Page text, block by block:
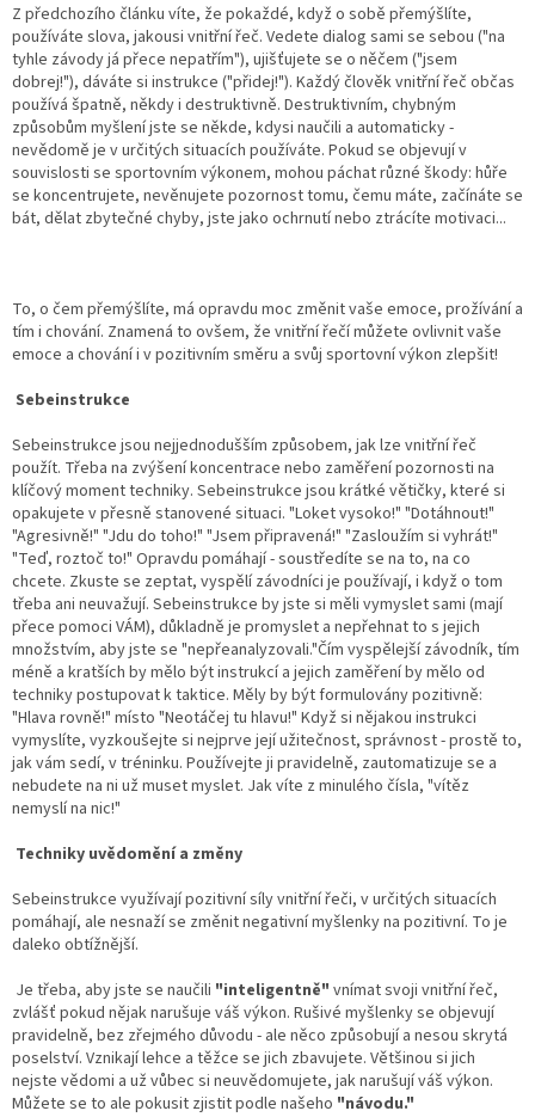
Z předchozího článku víte, že pokaždé, když o sobě přemýšlíte,
používáte slova, jakousi vnitřní řeč. Vedete dialog sami se sebou ("na
tyhle závody já přece nepatřím"), ujišťujete se o něčem ("jsem
dobrej!"), dáváte si instrukce ("přidej!"). Každý člověk vnitřní řeč občas
používá špatně, někdy i destruktivně. Destruktivním, chybným
způsobům myšlení jste se někde, kdysi naučili a automaticky -
nevědomě je v určitých situacích používáte. Pokud se objevují v
souvislosti se sportovním výkonem, mohou páchat různé škody: hůře
se koncentrujete, nevěnujete pozornost tomu, čemu máte, začínáte se
bát, dělat zbytečné chyby, jste jako ochrnutí nebo ztrácíte motivaci...
To, o čem přemýšlíte, má opravdu moc změnit vaše emoce, prožívání a
tím i chování. Znamená to ovšem, že vnitřní řečí můžete ovlivnit vaše
emoce a chování i v pozitivním směru a svůj sportovní výkon zlepšit!
Sebeinstrukce
Sebeinstrukce jsou nejjednodušším způsobem, jak lze vnitřní řeč
použít. Třeba na zvýšení koncentrace nebo zaměření pozornosti na
klíčový moment techniky. Sebeinstrukce jsou krátké větičky, které si
opakujete v přesně stanovené situaci. "Loket vysoko!" "Dotáhnout!"
"Agresivně!" "Jdu do toho!" "Jsem připravená!" "Zasloužím si vyhrát!"
"Teď, roztoč to!" Opravdu pomáhají - soustředíte se na to, na co
chcete. Zkuste se zeptat, vyspělí závodníci je používají, i když o tom
třeba ani neuvažují. Sebeinstrukce by jste si měli vymyslet sami (mají
přece pomoci VÁM), důkladně je promyslet a nepřehnat to s jejich
množstvím, aby jste se "nepřeanalyzovali."Čím vyspělejší závodník, tím
méně a kratších by mělo být instrukcí a jejich zaměření by mělo od
techniky postupovat k taktice. Měly by být formulovány pozitivně:
"Hlava rovně!" místo "Neotáčej tu hlavu!" Když si nějakou instrukci
vymyslíte, vyzkoušejte si nejprve její užitečnost, správnost - prostě to,
jak vám sedí, v tréninku. Používejte ji pravidelně, zautomatizuje se a
nebudete na ni už muset myslet. Jak víte z minulého čísla, "vítěz
nemyslí na nic!"
Techniky uvědomění a změny
Sebeinstrukce využívají pozitivní síly vnitřní řeči, v určitých situacích
pomáhají, ale nesnaží se změnit negativní myšlenky na pozitivní. To je
daleko obtížnější.
Je třeba, aby jste se naučili "inteligentně" vnímat svoji vnitřní řeč,
zvlášť pokud nějak narušuje váš výkon. Rušivé myšlenky se objevují
pravidelně, bez zřejmého důvodu - ale něco způsobují a nesou skrytá
poselství. Vznikají lehce a těžce se jich zbavujete. Většinou si jich
nejste vědomi a už vůbec si neuvědomujete, jak narušují váš výkon.
Můžete se to ale pokusit zjistit podle našeho "návodu."